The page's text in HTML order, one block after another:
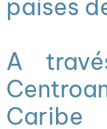
países
A